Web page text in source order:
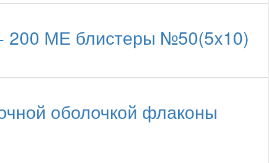
200 МЕ блистеры №50(5x10)
оболочкой флаконы